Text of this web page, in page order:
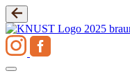
Zum
Inhalt
springen